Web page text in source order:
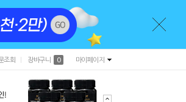
조회 장바구니 0 마이페이지